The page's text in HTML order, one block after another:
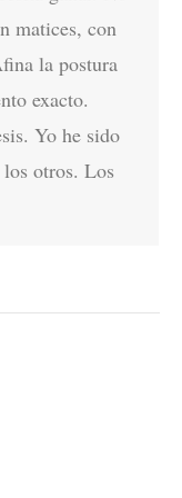
matices, con
la postura
exacto.
Yo he sido
los otros. Los